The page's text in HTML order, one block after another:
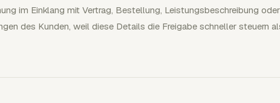
im Einklang mit Vertrag, Bestellung, Leistungsbeschreibung oder
des Kunden, weil diese Details die Freigabe schneller steuern